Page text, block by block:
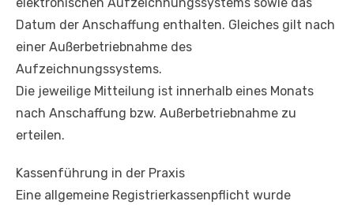
Datum der Anschaffung enthalten. Gleiches gilt nach
einer Außerbetriebnahme des
Aufzeichnungssystems.
Die jeweilige Mitteilung ist innerhalb eines Monats
nach Anschaffung bzw. Außerbetriebnahme zu
erteilen.
Kassenführung in der Praxis
Eine allgemeine Registrierkassenpflicht wurde